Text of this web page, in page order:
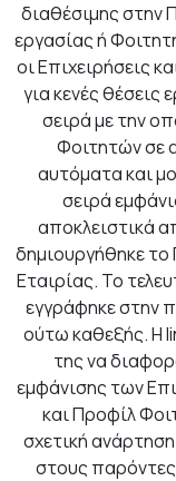
διαθέσιμης στην
εργασίας ή
οι Επιχειρήσεις
για κενές θέσεις
σειρά με την
Φοιτητών σε
αυτόματα και
σειρά
αποκλειστικά
δημιουργήθηκε
Εταιρίας. Το
εγγράφηκε στην
ούτω καθεξής. Η
της να
εμφάνισης των
και Προφίλ
σχετική
στους